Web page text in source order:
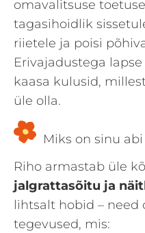
omavalitsuse
tagasihoidlik
riietele ja poisi
Erivajadustega
kaasa kulusid,
üle olla.
Miks on sinu
Riho armastab üle
jalgrattasõitu ja
lihtsalt hobid – need
tegevused, mis: